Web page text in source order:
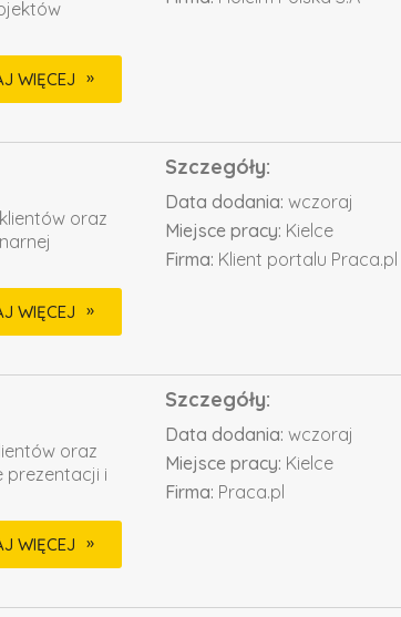
WIĘCEJ
oraz
Szczegóły:
Data dodania: wczoraj
Miejsce pracy: Kielce
Firma: Klient portalu Praca.pl
WIĘCEJ
oraz
prezentacji i
Szczegóły:
Data dodania: wczoraj
Miejsce pracy: Kielce
Firma: Praca.pl
WIĘCEJ